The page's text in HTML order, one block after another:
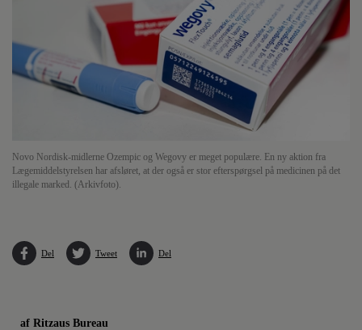
Novo Nordisk-midlerne Ozempic og Wegovy er meget populære. En ny aktion fra
Lægemiddelstyrelsen har afsløret, at der også er stor efterspørgsel på medicinen på det
illegale marked. (Arkivfoto).
Del Tweet Del
af Ritzaus Bureau